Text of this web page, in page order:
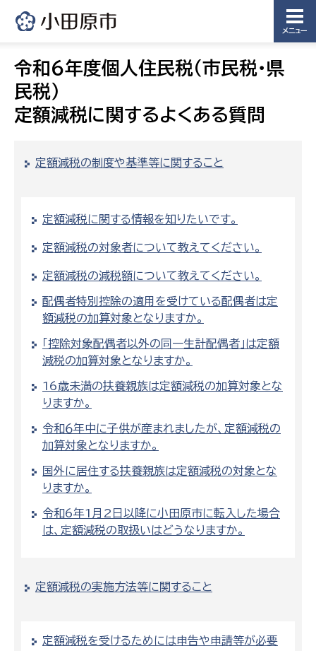
メニュー
令和６年度個人住民税（市民税・県
民税）
定額減税に関するよくある質問
定額減税の制度や基準等に関すること
定額減税に関する情報を知りたいです。
定額減税の対象者について教えてください。
定額減税の減税額について教えてください。
配偶者特別控除の適用を受けている配偶者は定
額減税の加算対象となりますか。
「控除対象配偶者以外の同一生計配偶者」は定額
減税の加算対象となりますか。
16歳未満の扶養親族は定額減税の加算対象とな
りますか。
令和６年中に子供が産まれましたが、定額減税の
加算対象となりますか。
国外に居住する扶養親族は定額減税の対象とな
りますか。
令和6年1月2日以降に小田原市に転入した場合
は、定額減税の取扱いはどうなりますか。
定額減税の実施方法等に関すること
定額減税を受けるためには申告や申請等が必要